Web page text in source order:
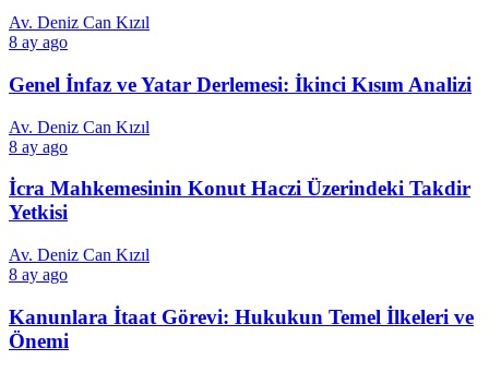
Av. Deniz Can Kızıl
8 ay ago
Genel İnfaz ve Yatar Derlemesi: İkinci Kısım Analizi
Av. Deniz Can Kızıl
8 ay ago
İcra Mahkemesinin Konut Haczi Üzerindeki Takdir
Yetkisi
Av. Deniz Can Kızıl
8 ay ago
Kanunlara İtaat Görevi: Hukukun Temel İlkeleri ve
Önemi